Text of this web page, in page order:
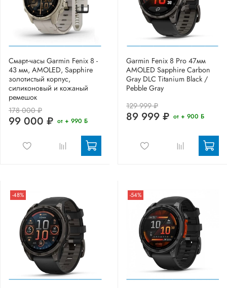
Смарт-часы Garmin Fenix 8 -
43 мм, AMOLED, Sapphire
золотистый корпус,
силиконовый и кожаный
ремешок
178 000 ₽
99 000 ₽ от + 990 Б
Garmin Fenix 8 Pro 47мм
AMOLED Sapphire Carbon
Gray DLC Titanium Black /
Pebble Gray
129 999 ₽
89 999 ₽ от + 900 Б
-48% -54%